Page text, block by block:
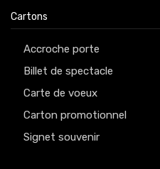
Cartons
Accroche porte
Billet de spectacle
Carte de voeux
Carton promotionnel
Signet souvenir